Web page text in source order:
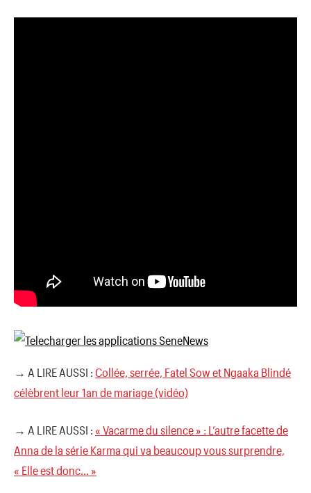
→ A LIRE AUSSI : Collée, serrée, Fatel Sow et Ngaaka Blindé
célèbrent leur 1an de mariage (vidéo)
→ A LIRE AUSSI : « Vacarme du silence » : L’autre facette de
Anna de la série Karma qui va beaucoup vous surprendre,
« Elle est donc… »